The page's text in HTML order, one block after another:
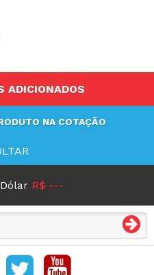
ADICIONADOS
NA COTAÇÃO
R$ ---